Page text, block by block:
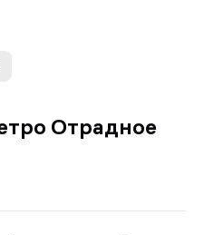
Отрадное